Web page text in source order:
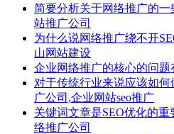
简要分析关于网络推广的一
站推广公司
为什么说网络推广绕不开
山网站建设
企业网络推广的核心的问题
对于传统行业来说应该如
广公司,企业网站seo推广
关键词文章是SEO优化的重
络推广公司